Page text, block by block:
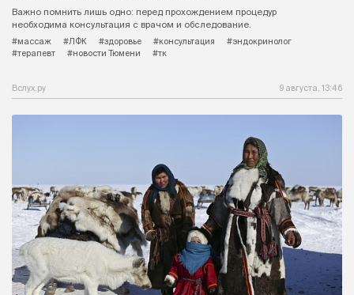
Важно помнить лишь одно: перед прохождением процедур
необходима консультация с врачом и обследование.
#массаж
#ЛФК #здоровье #консультация
#эндокринолог
#терапевт
#новости Тюмени #тк
Вслух.ру 9 августа, 13:46